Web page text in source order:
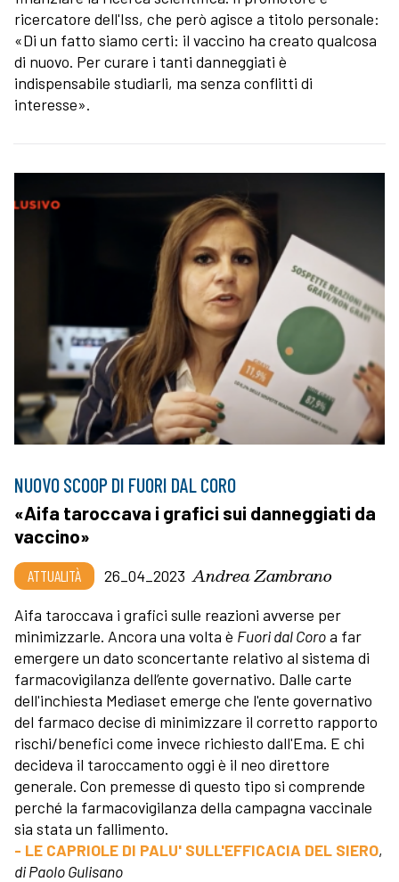
ricercatore dell'Iss, che però agisce a titolo personale:
«Di un fatto siamo certi: il vaccino ha creato qualcosa
di nuovo. Per curare i tanti danneggiati è
indispensabile studiarli, ma senza conflitti di
interesse».
NUOVO SCOOP DI FUORI DAL CORO
«Aifa taroccava i grafici sui danneggiati da
vaccino»
ATTUALITÀ 26_04_2023 Andrea Zambrano
Aifa taroccava i grafici sulle reazioni avverse per
minimizzarle. Ancora una volta è Fuori dal Coroa far
emergere un dato sconcertante relativo al sistema di
farmacovigilanza dell’ente governativo. Dalle carte
dell'inchiesta Mediaset emerge che l'ente governativo
del farmaco decise di minimizzare il corretto rapporto
rischi/benefici come invece richiesto dall'Ema. E chi
decideva il taroccamento oggi è il neo direttore
generale. Con premesse di questo tipo si comprende
perché la farmacovigilanza della campagna vaccinale
sia stata un fallimento.
- LE CAPRIOLE DI PALU' SULL'EFFICACIA DEL SIERO,
di Paolo Gulisano